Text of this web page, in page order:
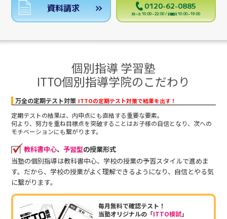
資料請求 0120-62-0885
月～土 10:00～22:00 / 日曜日 10:00～19:00
個別指導 学習塾
ITTO個別指導学院のこだわり
万全の定期テスト対策 ITTOの定期テスト対策で結果を出す！
定期テストの結果は、内申点にも直結する重要な要素。
何より、努力を重ね目標点を突破することはお子様の自信となり、次への
モチベーションにも繋がります。
教科書中心、 予習型の授業形式
当塾の個別指導は教科書中心、学校の授業の予習スタイルで進めま
す。だから、学校の授業がよく理解できるようになり、自信とやる気
に繋がります。
毎月無料で確認テスト！
当塾オリジナルの「ITTO模試」